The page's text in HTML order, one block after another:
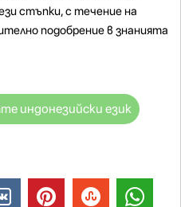
стъпки, с течение на
подобрение в знанията
индонезийски език